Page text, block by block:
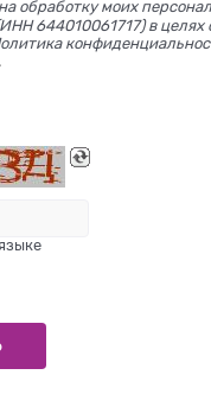
обработку моих
644010061717) в целях